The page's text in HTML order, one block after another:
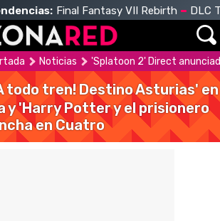
Final Fantasy VII Rebirth DLC
Noticias 'Splatoon 2' Direct
todo tren! Destino Asturias' en
y 'Harry Potter y el prisionero
en Cuatro